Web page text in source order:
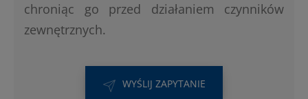
chroniąc go przed działaniem czynników
zewnętrznych.
WYŚLIJ ZAPYTANIE